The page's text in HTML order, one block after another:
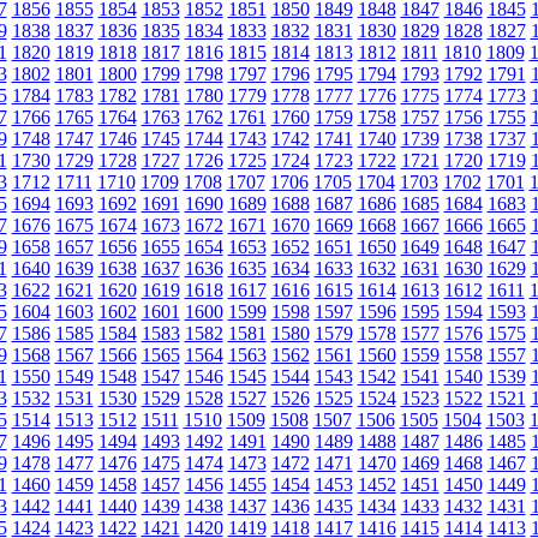
1856 1855 1854 1853 1852 1851 1850 1849 1848 1847 1846 1845
1838 1837 1836 1835 1834 1833 1832 1831 1830 1829 1828 1827
1820 1819 1818 1817 1816 1815 1814 1813 1812 1811 1810 1809
1802 1801 1800 1799 1798 1797 1796 1795 1794 1793 1792 1791
1784 1783 1782 1781 1780 1779 1778 1777 1776 1775 1774 1773
1766 1765 1764 1763 1762 1761 1760 1759 1758 1757 1756 1755
1748 1747 1746 1745 1744 1743 1742 1741 1740 1739 1738 1737
1730 1729 1728 1727 1726 1725 1724 1723 1722 1721 1720 1719
1712 1711 1710 1709 1708 1707 1706 1705 1704 1703 1702 1701
1694 1693 1692 1691 1690 1689 1688 1687 1686 1685 1684 1683
1676 1675 1674 1673 1672 1671 1670 1669 1668 1667 1666 1665
1658 1657 1656 1655 1654 1653 1652 1651 1650 1649 1648 1647
1640 1639 1638 1637 1636 1635 1634 1633 1632 1631 1630 1629
1622 1621 1620 1619 1618 1617 1616 1615 1614 1613 1612 1611
1604 1603 1602 1601 1600 1599 1598 1597 1596 1595 1594 1593
1586 1585 1584 1583 1582 1581 1580 1579 1578 1577 1576 1575
1568 1567 1566 1565 1564 1563 1562 1561 1560 1559 1558 1557
1550 1549 1548 1547 1546 1545 1544 1543 1542 1541 1540 1539
1532 1531 1530 1529 1528 1527 1526 1525 1524 1523 1522 1521
1514 1513 1512 1511 1510 1509 1508 1507 1506 1505 1504 1503
1496 1495 1494 1493 1492 1491 1490 1489 1488 1487 1486 1485
1478 1477 1476 1475 1474 1473 1472 1471 1470 1469 1468 1467
1460 1459 1458 1457 1456 1455 1454 1453 1452 1451 1450 1449
1442 1441 1440 1439 1438 1437 1436 1435 1434 1433 1432 1431
1424 1423 1422 1421 1420 1419 1418 1417 1416 1415 1414 1413